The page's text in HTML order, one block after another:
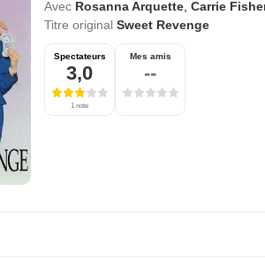
Avec Rosanna Arquette Carrie
Titre original Sweet Revenge
Spectateurs
3,0
1 note
Mes amis
--